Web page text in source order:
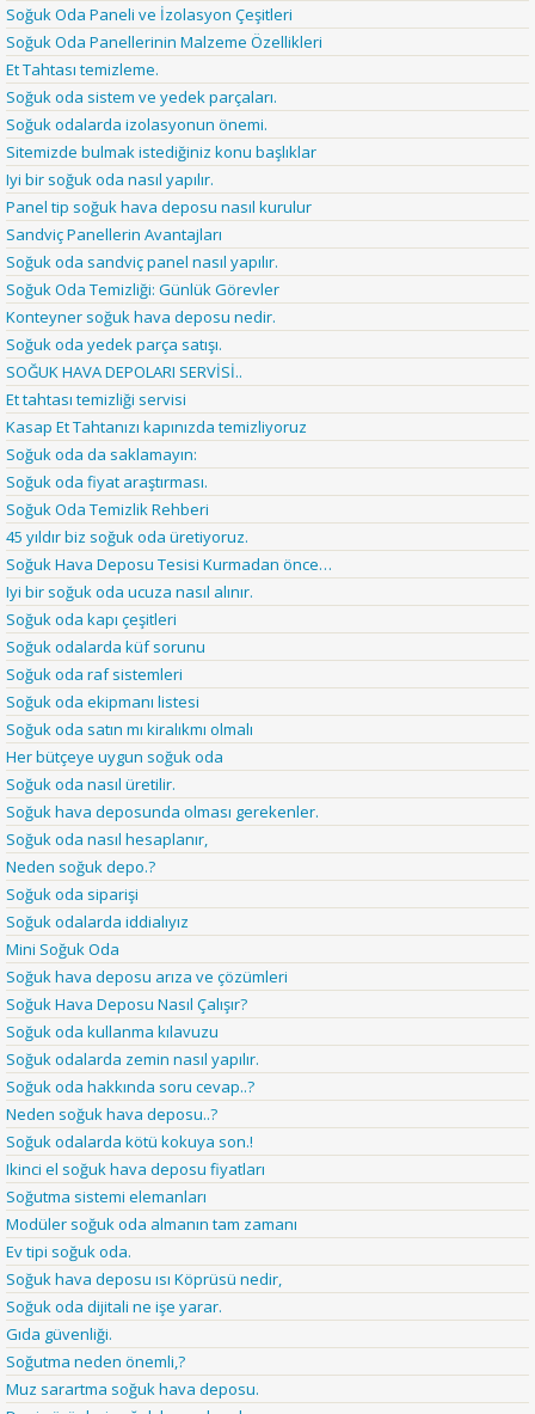
Soğuk Oda Paneli ve İzolasyon Çeşitleri
Soğuk Oda Panellerinin Malzeme Özellikleri
Et Tahtası temizleme.
Soğuk oda sistem ve yedek parçaları.
Soğuk odalarda izolasyonun önemi.
Sitemizde bulmak istediğiniz konu başlıklar
Iyi bir soğuk oda nasıl yapılır.
Panel tip soğuk hava deposu nasıl kurulur
Sandviç Panellerin Avantajları
Soğuk oda sandviç panel nasıl yapılır.
Soğuk Oda Temizliği: Günlük Görevler
Konteyner soğuk hava deposu nedir.
Soğuk oda yedek parça satışı.
SOĞUK HAVA DEPOLARI SERVİSİ..
Et tahtası temizliği servisi
Kasap Et Tahtanızı kapınızda temizliyoruz
Soğuk oda da saklamayın:
Soğuk oda fiyat araştırması.
Soğuk Oda Temizlik Rehberi
45 yıldır biz soğuk oda üretiyoruz.
Soğuk Hava Deposu Tesisi Kurmadan önce…
Iyi bir soğuk oda ucuza nasıl alınır.
Soğuk oda kapı çeşitleri
Soğuk odalarda küf sorunu
Soğuk oda raf sistemleri
Soğuk oda ekipmanı listesi
Soğuk oda satın mı kiralıkmı olmalı
Her bütçeye uygun soğuk oda
Soğuk oda nasıl üretilir.
Soğuk hava deposunda olması gerekenler.
Soğuk oda nasıl hesaplanır,
Neden soğuk depo.?
Soğuk oda siparişi
Soğuk odalarda iddialıyız
Mini Soğuk Oda
Soğuk hava deposu arıza ve çözümleri
Soğuk Hava Deposu Nasıl Çalışır?
Soğuk oda kullanma kılavuzu
Soğuk odalarda zemin nasıl yapılır.
Soğuk oda hakkında soru cevap..?
Neden soğuk hava deposu..?
Soğuk odalarda kötü kokuya son.!
Ikinci el soğuk hava deposu fiyatları
Soğutma sistemi elemanları
Modüler soğuk oda almanın tam zamanı
Ev tipi soğuk oda.
Soğuk hava deposu ısı Köprüsü nedir,
Soğuk oda dijitali ne işe yarar.
Gıda güvenliği.
Soğutma neden önemli,?
Muz sarartma soğuk hava deposu.